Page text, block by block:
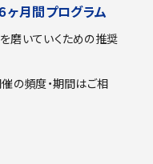
ヶ月間プログラム
磨いていくための推奨
の頻度・期間はご相